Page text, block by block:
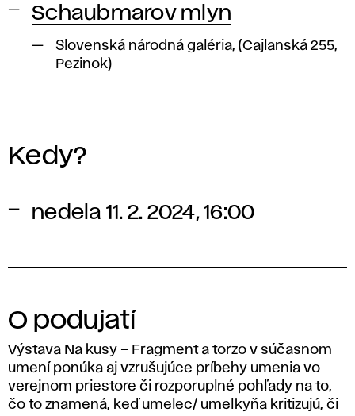
Schaubmarov mlyn
Slovenská národná galéria, (Cajlanská 255,
Pezinok)
Kedy?
nedela 11. 2. 2024, 16:00
O podujatí
Výstava Na kusy – Fragment a torzo v súčasnom
umení ponúka aj vzrušujúce príbehy umenia vo
verejnom priestore či rozporuplné pohľady na to,
čo to znamená, keď umelec/ umelkyňa kritizujú, či